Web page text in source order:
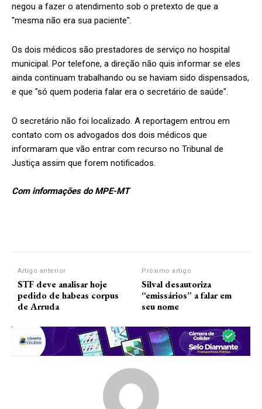
negou a fazer o atendimento sob o pretexto de que a
"mesma não era sua paciente".
Os dois médicos são prestadores de serviço no hospital
municipal. Por telefone, a direção não quis informar se eles
ainda continuam trabalhando ou se haviam sido dispensados,
e que "só quem poderia falar era o secretário de saúde".
O secretário não foi localizado. A reportagem entrou em
contato com os advogados dos dois médicos que
informaram que vão entrar com recurso no Tribunal de
Justiça assim que forem notificados.
Com informações do MPE-MT
Artigo anterior
STF deve analisar hoje
pedido de habeas corpus
de Arruda
Próximo artigo
Silval desautoriza
“emissários” a falar em
seu nome